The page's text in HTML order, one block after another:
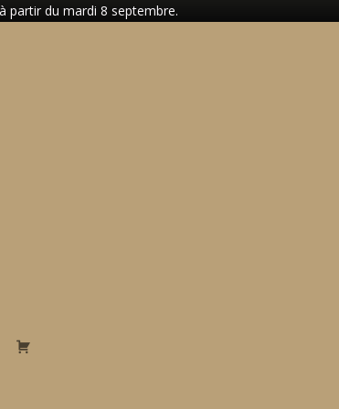
partir du mardi 8 septembre.
Panier